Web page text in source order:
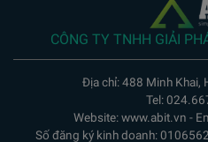
CÔNG TY TNHH GIẢI
Địa chỉ: 488 Minh Khai,
Tel:
Website: www.abit.vn -
Số đăng ký kinh doanh: